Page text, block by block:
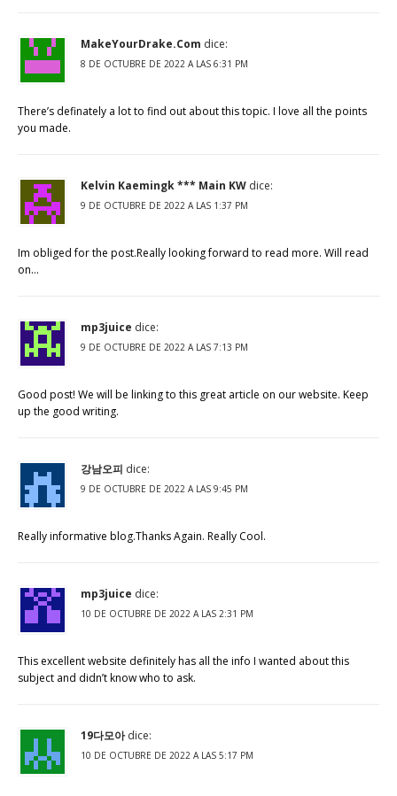
MakeYourDrake.Com dice:
8 DE OCTUBRE DE 2022 A LAS 6:31 PM
There’s definately a lot to find out about this topic. I love all the points
you made.
Kelvin Kaemingk *** Main KW dice:
9 DE OCTUBRE DE 2022 A LAS 1:37 PM
Im obliged for the post.Really looking forward to read more. Will read
on…
mp3juice dice:
9 DE OCTUBRE DE 2022 A LAS 7:13 PM
Good post! We will be linking to this great article on our website. Keep
up the good writing.
강남오피 dice:
9 DE OCTUBRE DE 2022 A LAS 9:45 PM
Really informative blog.Thanks Again. Really Cool.
mp3juice dice:
10 DE OCTUBRE DE 2022 A LAS 2:31 PM
This excellent website definitely has all the info I wanted about this
subject and didn’t know who to ask.
19다모아 dice:
10 DE OCTUBRE DE 2022 A LAS 5:17 PM